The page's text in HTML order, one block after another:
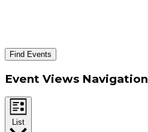
Find Events
Event Views Navigation
List